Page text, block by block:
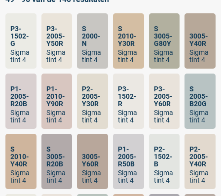
P3-
1502-
G
Sigma
tint 4
P3-
2005-
Y50R
Sigma
tint 4
S
2000-
N
Sigma
tint 4
S
2010-
Y30R
Sigma
tint 4
S
3005-
G80Y
Sigma
tint 4
3005-
Y40R
Sigma
tint 4
P1-
2005-
R20B
Sigma
tint 4
P1-
2010-
Y90R
Sigma
tint 4
P2-
2005-
Y30R
Sigma
tint 4
P3-
1502-
R
Sigma
tint 4
P3-
2005-
Y60R
Sigma
tint 4
S
2005-
B20G
Sigma
tint 4
S
2010-
Y40R
Sigma
tint 4
S
3005-
R20B
Sigma
tint 4
3005-
Y60R
Sigma
tint 4
P1-
2005-
R50B
Sigma
tint 4
P2-
1502-
B
Sigma
tint 4
P2-
2005-
Y40R
Sigma
tint 4